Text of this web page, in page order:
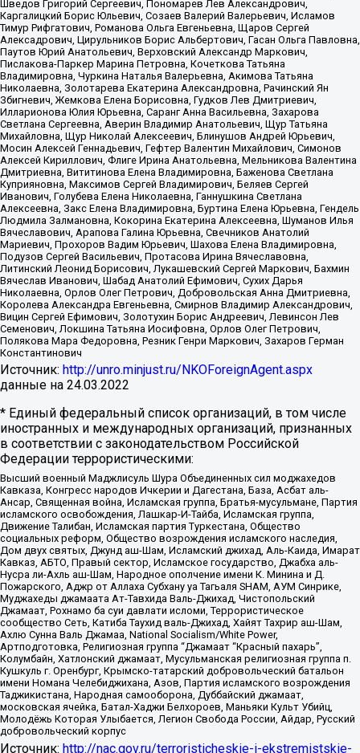
Шведов Григорий Сергеевич, Пономарев Лев Александрович,
Каргалицкий Борис Юльевич, Созаев Валерий Валерьевич, Исламов
Тимур Рифгатович, Романова Ольга Евгеньевна, Щаров Сергей
Алексадрович, Цирульников Борис Альбертович, Гасан Ольга Павловна,
Паутов Юрий Анатольевич, Верховский Александр Маркович,
Пислакова-Паркер Марина Петровна, Кочеткова Татьяна
Владимировна, Чуркина Наталья Валерьевна, Акимова Татьяна
Николаевна, Золотарева Екатерина Александровна, Рачинский Ян
Збигневич, Жемкова Елена Борисовна, Гудков Лев Дмитриевич,
Илларионова Юлия Юрьевна, Саранг Анна Васильевна, Захарова
Светлана Сергеевна, Аверин Владимир Анатольевич, Щур Татьяна
Михайловна, Щур Николай Алексеевич, Блинушов Андрей Юрьевич,
Мосин Алексей Геннадьевич, Гефтер Валентин Михайлович, Симонов
Алексей Кириллович, Флиге Ирина Анатольевна, Мельникова Валентина
Дмитриевна, Вититинова Елена Владимировна, Баженова Светлана
Куприяновна, Максимов Сергей Владимирович, Беляев Сергей
Иванович, Голубева Елена Николаевна, Ганнушкина Светлана
Алексеевна, Закс Елена Владимировна, Буртина Елена Юрьевна, Гендель
Людмила Залмановна, Кокорина Екатерина Алексеевна, Шуманов Илья
Вячеславович, Арапова Галина Юрьевна, Свечников Анатолий
Мариевич, Прохоров Вадим Юрьевич, Шахова Елена Владимировна,
Подузов Сергей Васильевич, Протасова Ирина Вячеславовна,
Литинский Леонид Борисович, Лукашевский Сергей Маркович, Бахмин
Вячеслав Иванович, Шабад Анатолий Ефимович, Сухих Дарья
Николаевна, Орлов Олег Петрович, Добровольская Анна Дмитриевна,
Королева Александра Евгеньевна, Смирнов Владимир Александрович,
Вицин Сергей Ефимович, Золотухин Борис Андреевич, Левинсон Лев
Семенович, Локшина Татьяна Иосифовна, Орлов Олег Петрович,
Полякова Мара Федоровна, Резник Генри Маркович, Захаров Герман
Константинович
Источник: http://unro.minjust.ru/NKOForeignAgent.aspx
данные на 24.03.2022
* Единый федеральный список организаций, в том числе
иностранных и международных организаций, признанных
в соответствии с законодательством Российской
Федерации террористическими:
Высший военный Маджлисуль Шура Объединенных сил моджахедов
Кавказа, Конгресс народов Ичкерии и Дагестана, База, Асбат аль-
Ансар, Священная война, Исламская группа, Братья-мусульмане, Партия
исламского освобождения, Лашкар-И-Тайба, Исламская группа,
Движение Талибан, Исламская партия Туркестана, Общество
социальных реформ, Общество возрождения исламского наследия,
Дом двух святых, Джунд аш-Шам, Исламский джихад, Аль-Каида, Имарат
Кавказ, АБТО, Правый сектор, Исламское государство, Джабха аль-
Нусра ли-Ахль аш-Шам, Народное ополчение имени К. Минина и Д.
Пожарского, Аджр от Аллаха Субхану уа Тагьаля SHAM, АУМ Синрике,
Муджахеды джамаата Ат-Тавхида Валь-Джихад, Чистопольский
Джамаат, Рохнамо ба суи давлати исломи, Террористическое
сообщество Сеть, Катиба Таухид валь-Джихад, Хайят Тахрир аш-Шам,
Ахлю Сунна Валь Джамаа, National Socialism/White Power,
Артподготовка, Религиозная группа “Джамаат “Красный пахарь”,
Колумбайн, Хатлонский джамаат, Мусульманская религиозная группа п.
Кушкуль г. Оренбург, Крымско-татарский добровольческий батальон
имени Номана Челебиджихана, Азов, Партия исламского возрождения
Таджикистана, Народная самооборона, Дуббайский джамаат,
московская ячейка, Батал-Хаджи Белхороев, Маньяки Культ Убийц,
Молодёжь Которая Улыбается, Легион Свобода России, Айдар, Русский
добровольческий корпус
Источник: http://nac.gov.ru/terroristicheskie-i-ekstremistskie-